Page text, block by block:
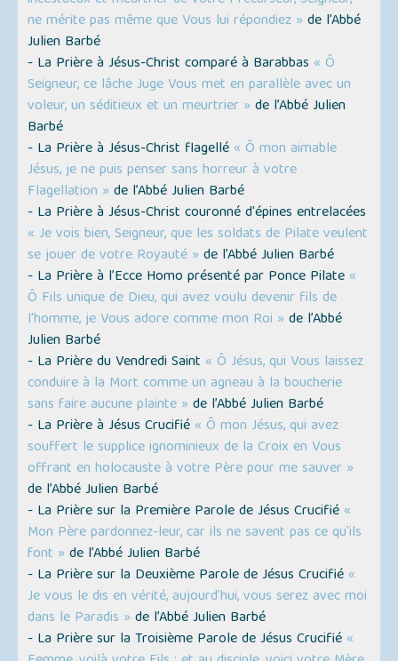
ne mérite pas même que Vous lui répondiez » de l’Abbé
Julien Barbé
- La Prière à Jésus-Christ comparé à Barabbas « Ô
Seigneur, ce lâche Juge Vous met en parallèle avec un
voleur, un séditieux et un meurtrier » de l’Abbé Julien
Barbé
- La Prière à Jésus-Christ flagellé « Ô mon aimable
Jésus, je ne puis penser sans horreur à votre
Flagellation » de l’Abbé Julien Barbé
- La Prière à Jésus-Christ couronné d'épines entrelacées
« Je vois bien, Seigneur, que les soldats de Pilate veulent
se jouer de votre Royauté » de l’Abbé Julien Barbé
- La Prière à l’Ecce Homo présenté par Ponce Pilate «
Ô Fils unique de Dieu, qui avez voulu devenir fils de
l'homme, je Vous adore comme mon Roi » de l’Abbé
Julien Barbé
- La Prière du Vendredi Saint « Ô Jésus, qui Vous laissez
conduire à la Mort comme un agneau à la boucherie
sans faire aucune plainte » de l’Abbé Julien Barbé
- La Prière à Jésus Crucifié « Ô mon Jésus, qui avez
souffert le supplice ignominieux de la Croix en Vous
offrant en holocauste à votre Père pour me sauver »
de l’Abbé Julien Barbé
- La Prière sur la Première Parole de Jésus Crucifié «
Mon Père pardonnez-leur, car ils ne savent pas ce qu'ils
font » de l’Abbé Julien Barbé
- La Prière sur la Deuxième Parole de Jésus Crucifié «
Je vous le dis en vérité, aujourd’hui, vous serez avec moi
dans le Paradis » de l’Abbé Julien Barbé
- La Prière sur la Troisième Parole de Jésus Crucifié «